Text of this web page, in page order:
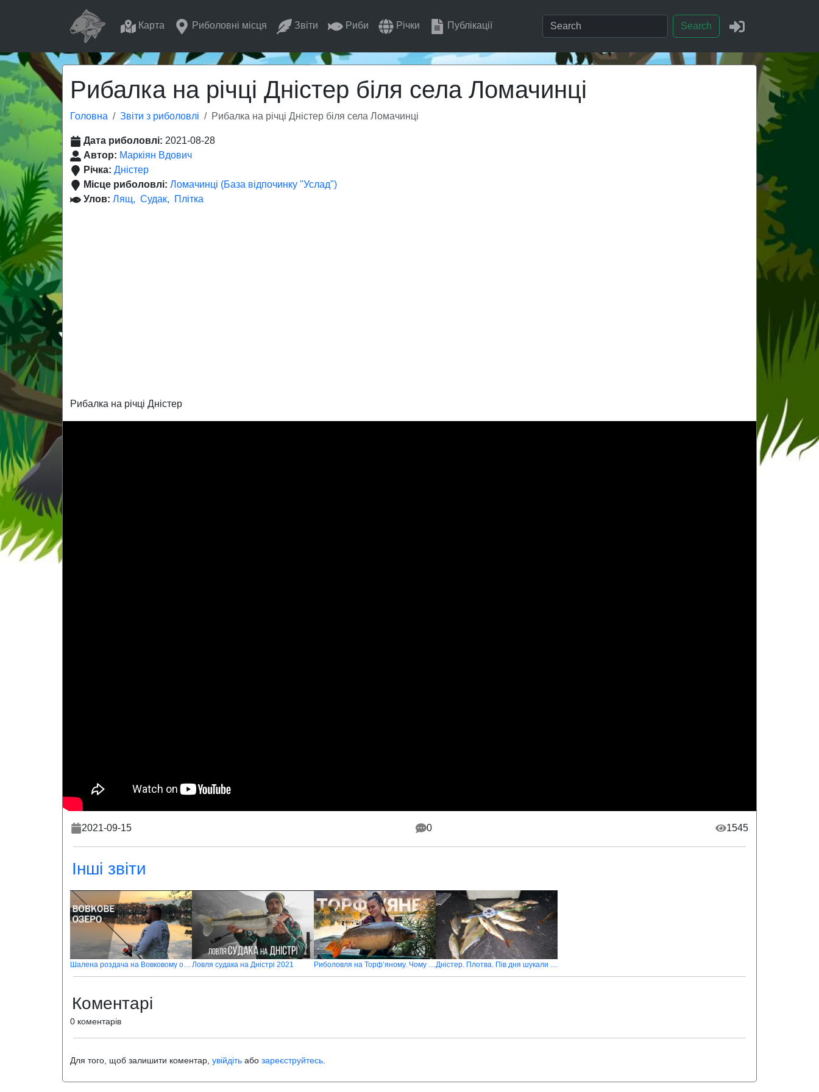
Карта Риболовні місця Звіти Риби Річки Публікації Search
Рибалка на річці Дністер біля села Ломачинці
Головна Звіти з риболовлі Рибалка на річці Дністер біля села Ломачинці
Дата риболовлі: 2021-08-28
Автор: Маркіян Вдович
Річка: Дністер
Місце риболовлі: Ломачинці (База відпочинку "Услад")
Улов: Лящ Судак Плітка
Рибалка на річці Дністер
2021-09-15 0 1545
Інші звіти
Шалена роздача на Вовковому озері Ловля судака на Дністрі 2021 Риболовля на Торф’яному. Чому всі хочуть сюди потрапити Дністер. Плотва. Пів дня шукали і під вечір відірвалися
Коментарі
0 коментарів
Для того, щоб залишити коментар, увійдіть або зареєструйтесь